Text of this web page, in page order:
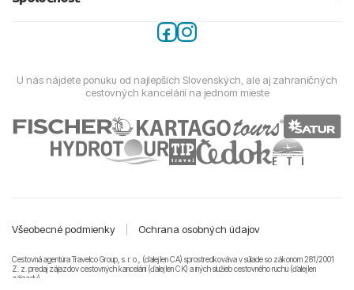
U nás nájdete ponuku od najlepších Slovenských, ale aj zahraničných
cestovných kancelárií na jednom mieste
Všeobecné podmienky Ochrana osobných údajov
Cestovná agentúra Travelco Group, s. r. o., (ďalej len CA) sprostredkováva v súlade so zákonom 281/2001
Z. z. predaj zájazdov cestovných kancelárii (ďalej len CK) a iných služieb cestovného ruchu (ďalej len
zájazdy).